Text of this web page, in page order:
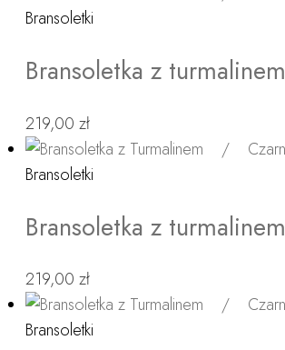
Bransoletki
Bransoletka z turmalinem
219,00 zł
Bransoletki
Bransoletka z turmalinem
219,00 zł
Bransoletki